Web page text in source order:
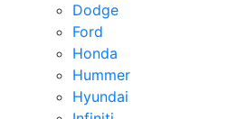
Dodge
Ford
Honda
Hummer
Hyundai